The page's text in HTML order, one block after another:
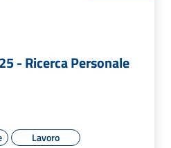
- Ricerca Personale
Lavoro